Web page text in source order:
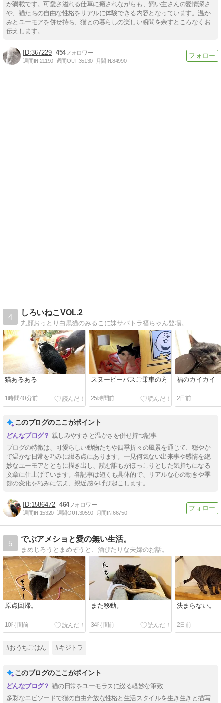
が満載です。可愛さ溢れる仕草に癒されながらも、飼い主さんの愛情深さ
や、猫たちの自由な性格をリアルに体験できる内容となっています。温か
みとユーモアを併せ持ち、猫との暮らしの楽しい瞬間を余すところなくお
伝えします。
367229 454
週間IN:21190 週間OUT:35130 月間IN:84990
4
しろいねこVOL.2
丸顔おっとり白黒猫のみるこに妹サバトラ福ちゃん登場。
猫あるある
1時間40分前
スヌーピーバスご乗車の方
25時間前
福のカイカイ
2日前
このブログのここがポイント
親しみやすさと温かさを併せ持つ記事
ブログの特徴は、可愛らしい動物たちや四季折々の風景を通じて、穏やか
で温かな日常を巧みに綴る点にあります。一見何気ない出来事や感情を絶
妙なユーモアとともに描き出し、読む誰もがほっこりとした気持ちになる
文章に仕上げています。各記事は短くも具体的で、リアルな心の動きや季
節の変化を巧みに伝え、親近感を呼び起こします。
1586472 464
週間IN:15320 週間OUT:30590 月間IN:66750
5
でぶアメショと愛の無い生活。
まめじろうとまめぞうと、酒びたりな夫婦のお話。
原点回帰。
10時間前
また移動。
34時間前
決まらない。
2日前
#おうちごはん #キジトラ
このブログのここがポイント
猫の日常をユーモラスに綴る軽妙な筆致
多彩なエピソードで猫の自由奔放な性格と生活スタイルを生き生きと描写